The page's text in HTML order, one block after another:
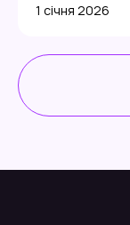
натхнення та
1 січня 2026